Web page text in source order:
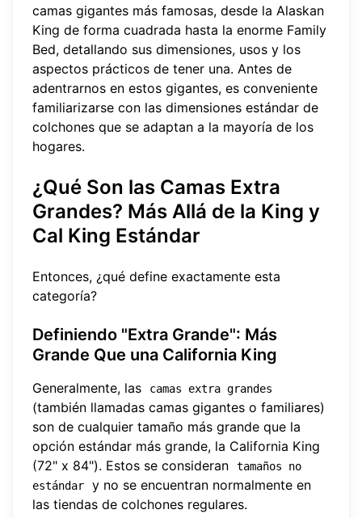
camas gigantes más famosas, desde la Alaskan
King de forma cuadrada hasta la enorme Family
Bed, detallando sus dimensiones, usos y los
aspectos prácticos de tener una. Antes de
adentrarnos en estos gigantes, es conveniente
familiarizarse con las dimensiones estándar de
colchones que se adaptan a la mayoría de los
hogares.
¿Qué Son las Camas Extra
Grandes? Más Allá de la King y
Cal King Estándar
Entonces, ¿qué define exactamente esta
categoría?
Definiendo "Extra Grande": Más
Grande Que una California King
Generalmente, las camas extra grandes
(también llamadas camas gigantes o familiares)
son de cualquier tamaño más grande que la
opción estándar más grande, la California King
(72" x 84"). Estos se consideran
tamaños no
estándar
y no se encuentran normalmente en
las tiendas de colchones regulares.